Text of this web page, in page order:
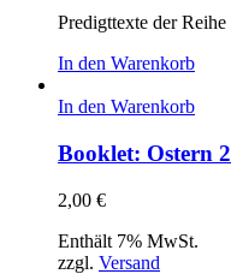
Predigttexte der
In den Warenkorb
In den Warenkorb
Booklet: Ostern
2,00 €
Enthält 7% MwSt.
zzgl. Versand